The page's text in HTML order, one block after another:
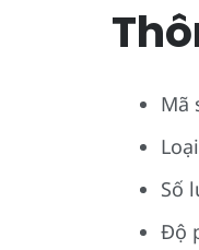
Mã
Số
Độ